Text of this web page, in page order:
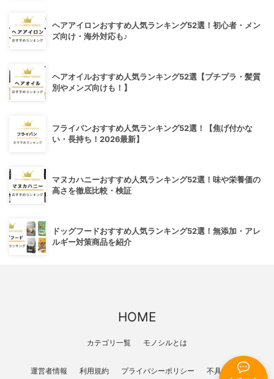
ヘアアイロンおすすめ人気ランキング52選！初心者・メン
ズ向け・海外対応も♪
ヘアオイルおすすめ人気ランキング52選【プチプラ・髪質
別やメンズ向けも！】
フライパンおすすめ人気ランキング52選！【焦げ付かな
い・長持ち！2026最新】
マヌカハニーおすすめ人気ランキング52選！味や栄養価の
高さを徹底比較・検証
ドッグフードおすすめ人気ランキング52選！無添加・アレ
ルギー対策商品を紹介
HOME
カテゴリ一覧 モノシルとは
運営者情報 利用規約 プライバシーポリシー 不具合報告